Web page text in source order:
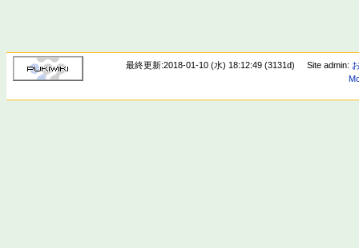
最終更新:2018-01-10 (水) 18:12:49 (3131d) Site admin: